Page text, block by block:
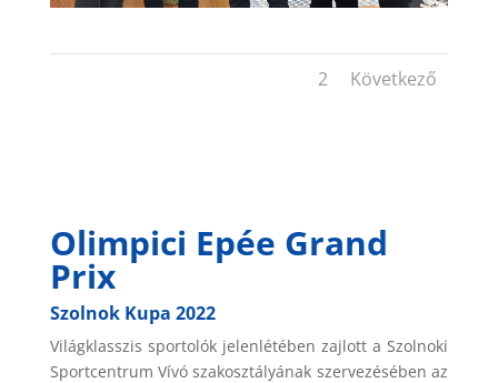
2 Következő
Olimpici Epée Grand
Prix
Szolnok Kupa 2022
Világklasszis sportolók jelenlétében zajlott a Szolnoki
Sportcentrum Vívó szakosztályának szervezésében az